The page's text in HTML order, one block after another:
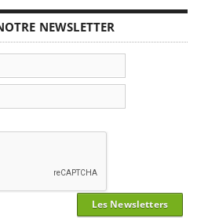
NEWSLETTER
Les Newsletters